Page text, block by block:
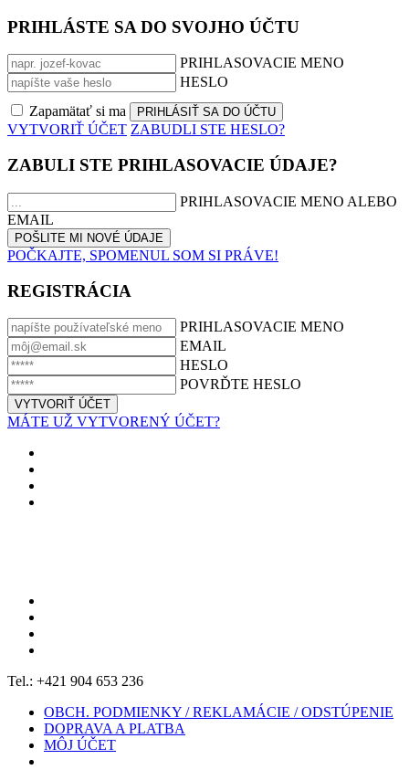
PRIHLÁSTE SA DO SVOJHO ÚČTU
PRIHLASOVACIE MENO
HESLO
Zapamätať si ma
VYTVORIŤ ÚČET ZABUDLI STE HESLO?
ZABULI STE PRIHLASOVACIE ÚDAJE?
PRIHLASOVACIE MENO ALEBO
EMAIL
POČKAJTE, SPOMENUL SOM SI PRÁVE!
REGISTRÁCIA
PRIHLASOVACIE MENO
EMAIL
HESLO
POVRĎTE HESLO
MÁTE UŽ VYTVORENÝ ÚČET?
Tel.: +421 904 653 236
OBCH. PODMIENKY / REKLAMÁCIE / ODSTÚPENIE
DOPRAVA A PLATBA
MÔJ ÚČET